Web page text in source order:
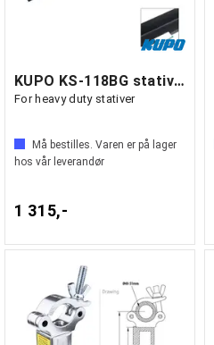
KUPO KS-118BG stativhenger for veggmont.
For heavy duty stativer
Må bestilles. Varen er på lager
hos vår leverandør
1 315,-